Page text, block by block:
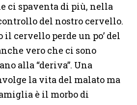
ci spaventa di più, nella
del nostro cervello.
il cervello perde un po’ del
vero che ci sono
alla “deriva”. Una
la vita del malato ma
è il morbo di